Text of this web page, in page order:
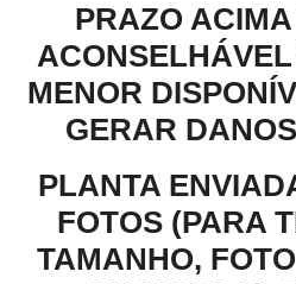
PRAZO
MENOR
GERAR
PLANTA
FOTOS (PARA
TAMANHO,